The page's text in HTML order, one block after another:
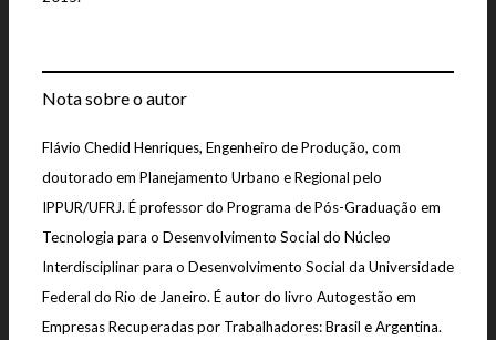
Nota sobre o autor
Flávio Chedid Henriques, Engenheiro de Produção, com
doutorado em Planejamento Urbano e Regional pelo
IPPUR/UFRJ. É professor do Programa de Pós-Graduação em
Tecnologia para o Desenvolvimento Social do Núcleo
Interdisciplinar para o Desenvolvimento Social da Universidade
Federal do Rio de Janeiro. É autor do livro Autogestão em
Empresas Recuperadas por Trabalhadores: Brasil e Argentina.